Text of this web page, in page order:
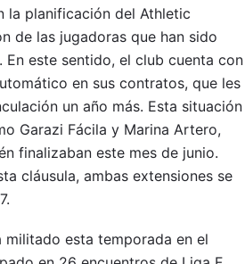
la planificación del Athletic
de las jugadoras que han sido
este sentido, el club cuenta con
en sus contratos, que les
un año más. Esta situación
Garazi Fácila y Marina Artero,
finalizaban este mes de junio.
cláusula, ambas extensiones se
militado esta temporada en el